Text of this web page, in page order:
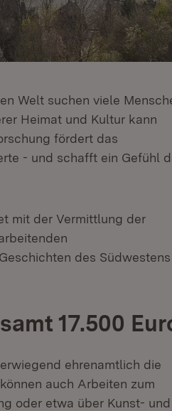
Welt suchen viele
Heimat und Kultur kann
fördert das
- und schafft ein Gefühl
mit der Vermittlung der
des Südwestens
17.500
ehrenamtlich die
auch Arbeiten zum
oder etwa über Kunst- und